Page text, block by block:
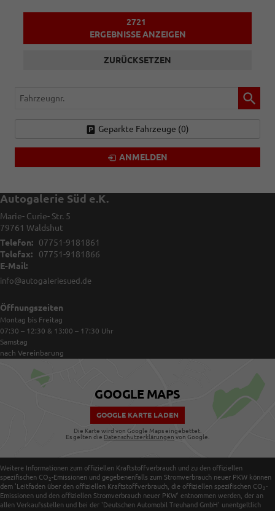
2721
ERGEBNISSE ANZEIGEN
ZURÜCKSETZEN
Fahrzeugnr.
Geparkte Fahrzeuge (0)
ANMELDEN
Autogalerie Süd e.K.
Marie- Curie- Str. 5
79761 Waldshut
Telefon:
07751-9181861
Telefax:
07751-9181866
E-Mail:
info@autogaleriesued.de
Öffnungszeiten
Montag bis Freitag
07:30 – 12:30 & 13:00 – 17:30 Uhr
Samstag
nach Vereinbarung
GOOGLE MAPS
GOOGLE KARTE LADEN
Die Karte wird von Google Maps eingebettet.
Es gelten die Datenschutzerklärungen von Google.
Weitere Informationen zum offiziellen Kraftstoffverbrauch und zu den offiziellen
spezifischen CO 2-Emissionen und gegebenenfalls zum Stromverbrauch neuer PKW können
dem 'Leitfaden über den offiziellen Kraftstoffverbrauch, die offiziellen spezifischen CO 2-
Emissionen und den offiziellen Stromverbrauch neuer PKW' entnommen werden, der an
allen Verkaufsstellen und bei der 'Deutschen Automobil Treuhand GmbH' unentgeltlich